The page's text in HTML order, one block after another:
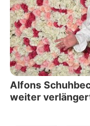
Alfons
weiter